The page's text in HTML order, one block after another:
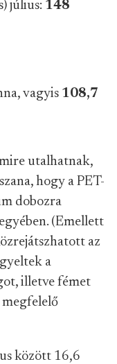
július: 148
vagyis 108,7
utalhatnak,
hogy a PET-
dobozra
(Emellett
az
a
illetve fémet
között 16,6